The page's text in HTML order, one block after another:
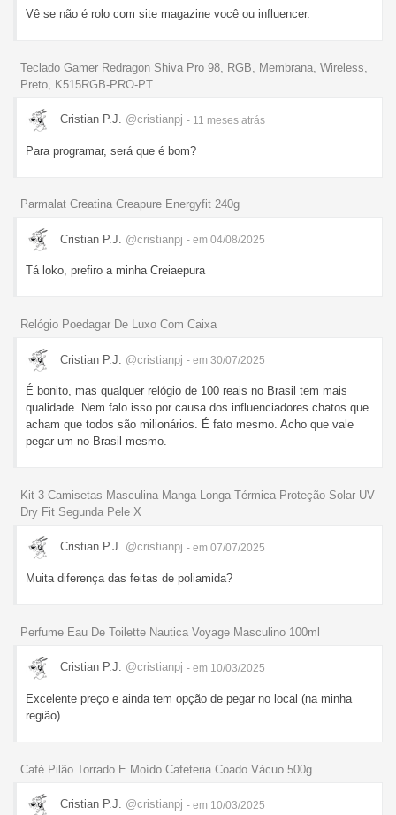
Vê se não é rolo com site magazine você ou influencer.
Teclado Gamer Redragon Shiva Pro 98, RGB, Membrana, Wireless,
Preto, K515RGB-PRO-PT
Cristian P.J. @cristianpj - 11 meses atrás
Para programar, será que é bom?
Parmalat Creatina Creapure Energyfit 240g
Cristian P.J. @cristianpj - em 04/08/2025
Tá loko, prefiro a minha Creiaepura
Relógio Poedagar De Luxo Com Caixa
Cristian P.J. @cristianpj - em 30/07/2025
É bonito, mas qualquer relógio de 100 reais no Brasil tem mais
qualidade. Nem falo isso por causa dos influenciadores chatos que
acham que todos são milionários. É fato mesmo. Acho que vale
pegar um no Brasil mesmo.
Kit 3 Camisetas Masculina Manga Longa Térmica Proteção Solar UV
Dry Fit Segunda Pele X
Cristian P.J. @cristianpj - em 07/07/2025
Muita diferença das feitas de poliamida?
Perfume Eau De Toilette Nautica Voyage Masculino 100ml
Cristian P.J. @cristianpj - em 10/03/2025
Excelente preço e ainda tem opção de pegar no local (na minha
região).
Café Pilão Torrado E Moído Cafeteria Coado Vácuo 500g
Cristian P.J. @cristianpj - em 10/03/2025